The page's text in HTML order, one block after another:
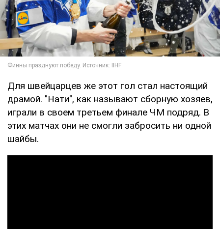
Для швейцарцев же этот гол стал настоящий
драмой. "Нати", как называют сборную хозяев,
играли в своем третьем финале ЧМ подряд. В
этих матчах они не смогли забросить ни одной
шайбы.